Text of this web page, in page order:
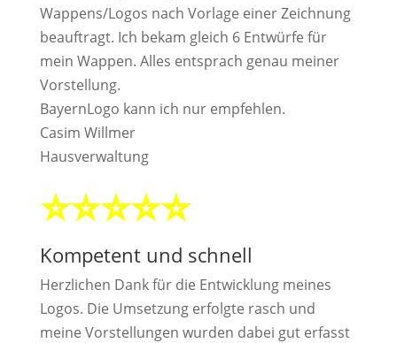
Wappens/Logos nach Vorlage einer Zeichnung
beauftragt. Ich bekam gleich 6 Entwürfe für
mein Wappen. Alles entsprach genau meiner
Vorstellung.
BayernLogo kann ich nur empfehlen.
Casim Willmer
Hausverwaltung
⭐⭐⭐⭐⭐
Kompetent und schnell
Herzlichen Dank für die Entwicklung meines
Logos. Die Umsetzung erfolgte rasch und
meine Vorstellungen wurden dabei gut erfasst